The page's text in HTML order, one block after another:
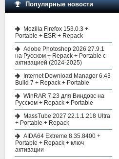
Популярные новости
Mozilla Firefox 153.0.3 +
Portable + ESR + Repack
Adobe Photoshop 2026 27.9.1
на Русском + Repack + Portable с
активацией (2024-2025)
Internet Download Manager 6.43
Build 7 + Repack + Portable
WinRAR 7.23 для Виндовс на
Русском + Repack + Portable
MassTube 2027 22.1.1.218 Ultra
+ Portable + Repack
AIDA64 Extreme 8.35.8400 +
Portable + Repack + ключ
активации